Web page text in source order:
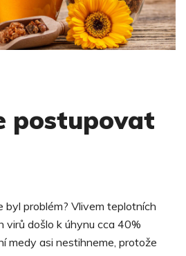
postupovat
byl problém? Vlivem teplotních
došlo k úhynu cca 40%
medy asi nestihneme, protože